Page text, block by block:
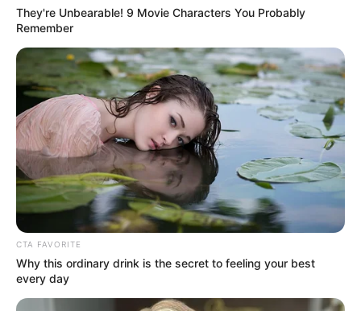
ΤΑΥΤΟΤΗΤΑ ΚΑΙ ΕΠΙΚΟΙΝΩΝΙΑ ΟΡΟΙ ΧΡΗΣΗΣ
They're Unbearable! 9 Movie Characters You Probably
Remember
CTA FAVORITE
Why this ordinary drink is the secret to feeling your best
every day